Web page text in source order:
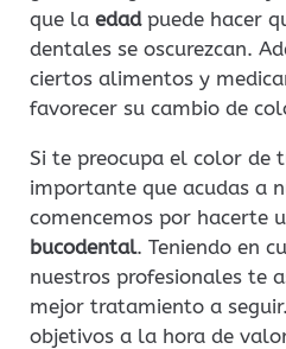
que la edad puede hacer
dentales se oscurezcan.
ciertos alimentos y
favorecer su cambio de
Si te preocupa el color de
importante que acudas a
comencemos por hacerte
bucodental. Teniendo en
nuestros profesionales te
mejor tratamiento a
objetivos a la hora de